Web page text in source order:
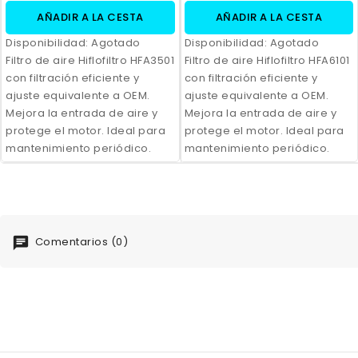
AÑADIR A LA CESTA
Disponibilidad: Agotado
Filtro de aire Hiflofiltro HFA3501
con filtración eficiente y
ajuste equivalente a OEM.
Mejora la entrada de aire y
protege el motor. Ideal para
mantenimiento periódico.
AÑADIR A LA CESTA
Disponibilidad: Agotado
Filtro de aire Hiflofiltro HFA6101
con filtración eficiente y
ajuste equivalente a OEM.
Mejora la entrada de aire y
protege el motor. Ideal para
mantenimiento periódico.
Comentarios (0)